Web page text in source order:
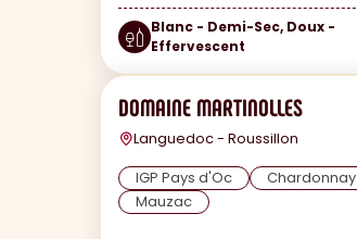
Blanc - Demi-Sec, Doux -
Effervescent
DOMAINE MARTINOLLES
Languedoc - Roussillon
IGP Pays d'Oc
Chardonnay
Mauzac